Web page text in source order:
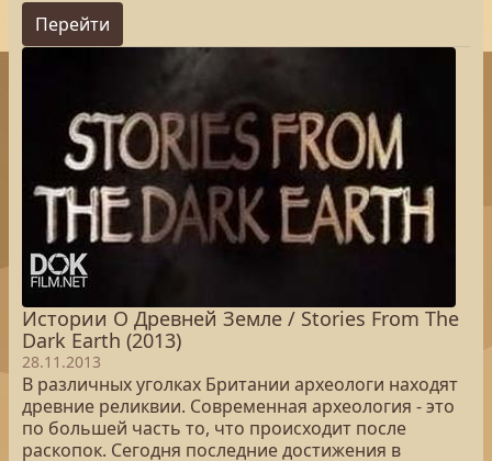
Перейти
Истории О Древней Земле / Stories From The
Dark Earth (2013)
28.11.2013
В различных уголках Британии археологи находят
древние реликвии. Современная археология - это
по большей часть то, что происходит после
раскопок. Сегодня последние достижения в